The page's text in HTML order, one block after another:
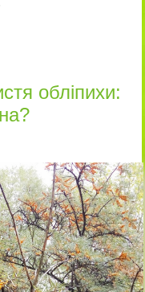
обліпихи: